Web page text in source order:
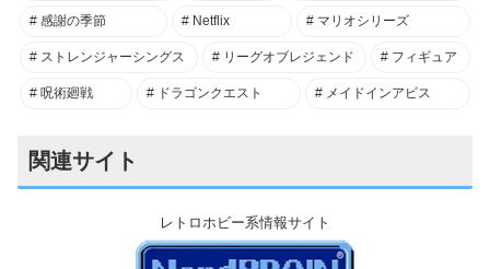
感謝の季節 Netflix マリオシリーズ
ストレンジャーシングス リーグオブレジェンド フィギュア
呪術廻戦 ドラゴンクエスト メイドインアビス
関連サイト
レトロホビー系情報サイト